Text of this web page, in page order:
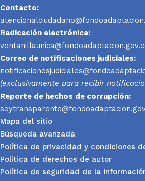
Contacto:
Radicación electrónica:
Correo de notificaciones judiciales:
(exclusivamente para recibir
Reporte de hechos de corrupción:
Mapa del sitio
Búsqueda avanzada
Política de privacidad y condiciones
Política de derechos de autor
Política de seguridad de la